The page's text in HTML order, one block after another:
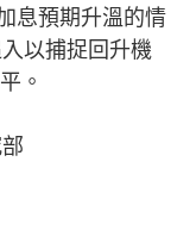
息預期升溫的情
以捕捉回升機
。